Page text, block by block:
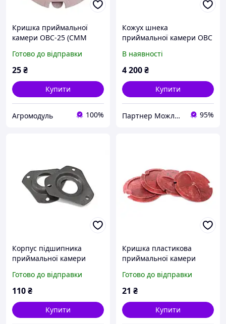
Кришка приймальної
камери ОВС-25 (СММ
Готово до відправки
25₴
Купити
Агромодуль 100%
Кожух шнека
приймальної камери ОВС
В наявності
4 200₴
Купити
Партнер Можливостей 95%
Корпус підшипника
приймальної камери
08.403
Готово до відправки
110₴
Купити
Кришка пластикова
приймальної камери
Готово до відправки
21 ₴
Купити